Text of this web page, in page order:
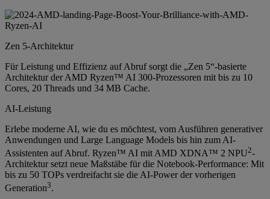
Zen 5-Architektur
Für Leistung und Effizienz auf Abruf sorgt die „Zen 5“-basierte
Architektur der AMD Ryzen™ AI 300-Prozessoren mit bis zu 10
Cores, 20 Threads und 34 MB Cache.
AI-Leistung
Erlebe moderne AI, wie du es möchtest, vom Ausführen generativer
Anwendungen und Large Language Models bis hin zum AI-
Assistenten auf Abruf. Ryzen™ AI mit AMD XDNA™ 2 NPU2-
Architektur setzt neue Maßstäbe für die Notebook-Performance: Mit
bis zu 50 TOPs verdreifacht sie die AI-Power der vorherigen
Generation3.